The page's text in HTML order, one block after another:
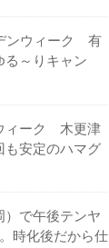
ンウィーク 有
る～りキャン
ィーク 木更津
安定のハマグ
）で午後テンヤ
時化後だから仕